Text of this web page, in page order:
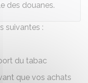
des douanes.
suivantes :
du tabac
que vos achats